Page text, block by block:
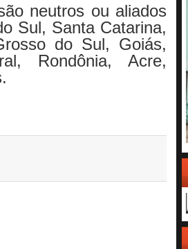
neutros ou aliados
Sul, Santa Catarina,
do Sul, Goiás,
Rondônia, Acre,